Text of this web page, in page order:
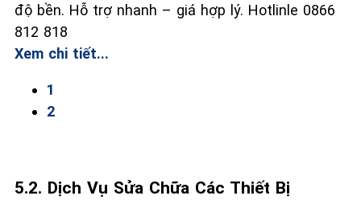
độ bền. Hỗ trợ nhanh – giá hợp lý. Hotlinle 0866
812 818
Xem chi tiết...
1
2
5.2. Dịch Vụ Sửa Chữa Các Thiết Bị